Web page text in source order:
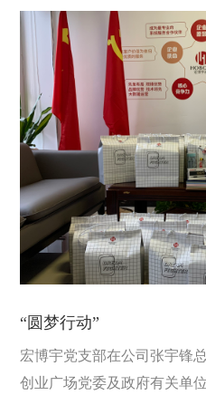
“圆梦行动”
宏博宇党支部在公司张宇锋
创业广场党委及政府有关单